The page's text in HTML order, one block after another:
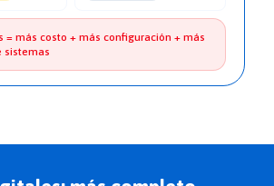
= más costo + más configuración + más
sistemas